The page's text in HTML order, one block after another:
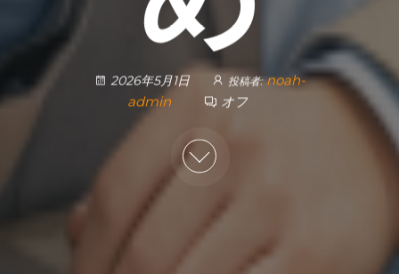
2026年5月1日 投稿者: noah-
admin
オフ